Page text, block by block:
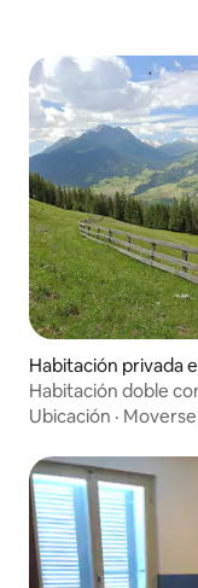
Habitación privada
Habitación doble
Ubicación ·